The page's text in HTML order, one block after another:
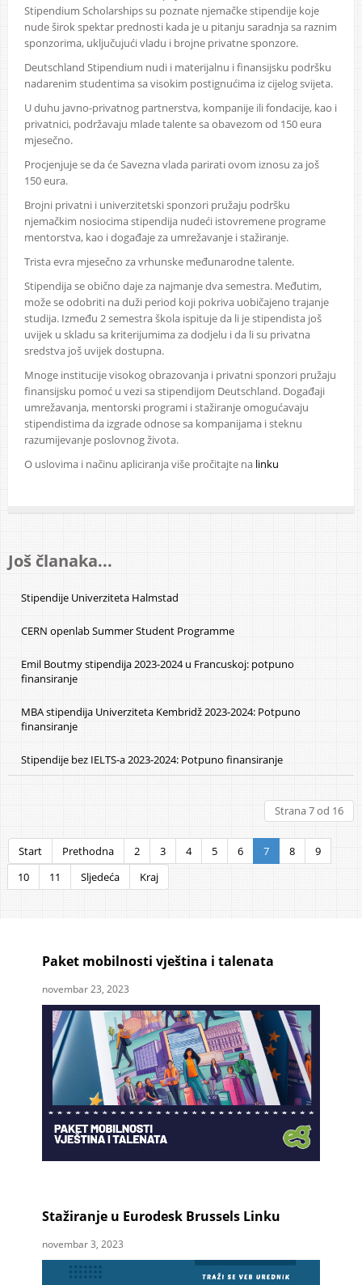
Stipendium Scholarships su poznate njemačke stipendije koje
nude širok spektar prednosti kada je u pitanju saradnja sa raznim
sponzorima, uključujući vladu i brojne privatne sponzore.
Deutschland Stipendium nudi i materijalnu i finansijsku podršku
nadarenim studentima sa visokim postignućima iz cijelog svijeta.
U duhu javno-privatnog partnerstva, kompanije ili fondacije, kao i
privatnici, podržavaju mlade talente sa obavezom od 150 eura
mjesečno.
Procjenjuje se da će Savezna vlada parirati ovom iznosu za još
150 eura.
Brojni privatni i univerzitetski sponzori pružaju podršku
njemačkim nosiocima stipendija nudeći istovremene programe
mentorstva, kao i događaje za umrežavanje i stažiranje.
Trista evra mjesečno za vrhunske međunarodne talente.
Stipendija se obično daje za najmanje dva semestra. Međutim,
može se odobriti na duži period koji pokriva uobičajeno trajanje
studija. Između 2 semestra škola ispituje da li je stipendista još
uvijek u skladu sa kriterijumima za dodjelu i da li su privatna
sredstva još uvijek dostupna.
Mnoge institucije visokog obrazovanja i privatni sponzori pružaju
finansijsku pomoć u vezi sa stipendijom Deutschland. Događaji
umrežavanja, mentorski programi i stažiranje omogućavaju
stipendistima da izgrade odnose sa kompanijama i steknu
razumijevanje poslovnog života.
O uslovima i načinu apliciranja više pročitajte na linku
Još članaka...
Stipendije Univerziteta Halmstad
CERN openlab Summer Student Programme
Emil Boutmy stipendija 2023-2024 u Francuskoj: potpuno
finansiranje
MBA stipendija Univerziteta Kembridž 2023-2024: Potpuno
finansiranje
Stipendije bez IELTS-a 2023-2024: Potpuno finansiranje
Strana 7 od 16
Start Prethodna 2 3 4 5 6 7 8
9
10
11 Sljedeća Kraj
Paket mobilnosti vještina i talenata
novembar 23, 2023
Stažiranje u Eurodesk Brussels Linku
novembar 3, 2023